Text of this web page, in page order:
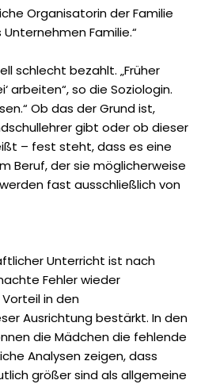
Organisatorin der Familie
Familie.“
schlecht bezahlt. „Früher
arbeiten“, so die Soziologin.
Ob das der Grund ist,
gibt oder ob dieser
– fest steht, dass es eine
Beruf, der sie mög­licherweise
fast ausschließlich von
Unterricht ist nach
Fehler wieder
in den
Ausrichtung bestärkt. In den
die Mädchen die fehlende
Analysen zeigen, dass
größer sind als allgemeine